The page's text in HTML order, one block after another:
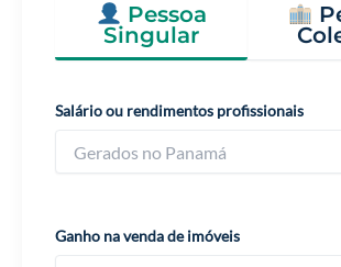
Pessoa
Singular
Salário ou rendimentos profissionais
Ganho na venda de imóveis